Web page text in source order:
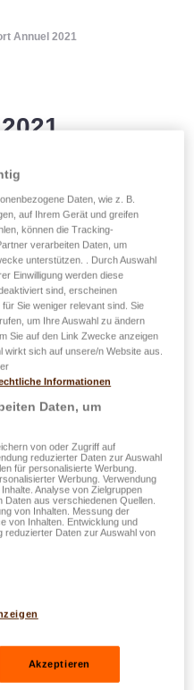
Annuel 2021
2021 est disponible
Groupe LALUX 2021
Daten, wie z. B.
auf Ihrem Gerät und greifen
können die Tracking-
verarbeiten Daten, um
unterstützen. . Durch Auswahl
Einwilligung werden diese
sind, erscheinen
Sie weniger relevant sind. Sie
um Ihre Auswahl zu ändern
Sie auf den Link Zwecke anzeigen
wirkt sich auf unsere/n Website aus.
Informationen
Daten, um
von oder Zugriff auf
reduzierter Daten zur Auswahl
für personalisierte Werbung.
Werbung. Verwendung
Analyse von Zielgruppen
Daten aus verschiedenen Quellen.
von Inhalten. Messung der
von Inhalten. Entwicklung und
reduzierter Daten zur Auswahl von
Akzeptieren